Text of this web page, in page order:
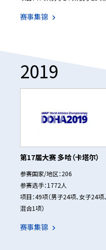
赛事集锦
2019
第17届大赛 多哈（卡塔尔）
参赛国家/地区：206
参赛选手：1772人
项目：49项（男子24项、女子24项、
混合1项）
赛事集锦